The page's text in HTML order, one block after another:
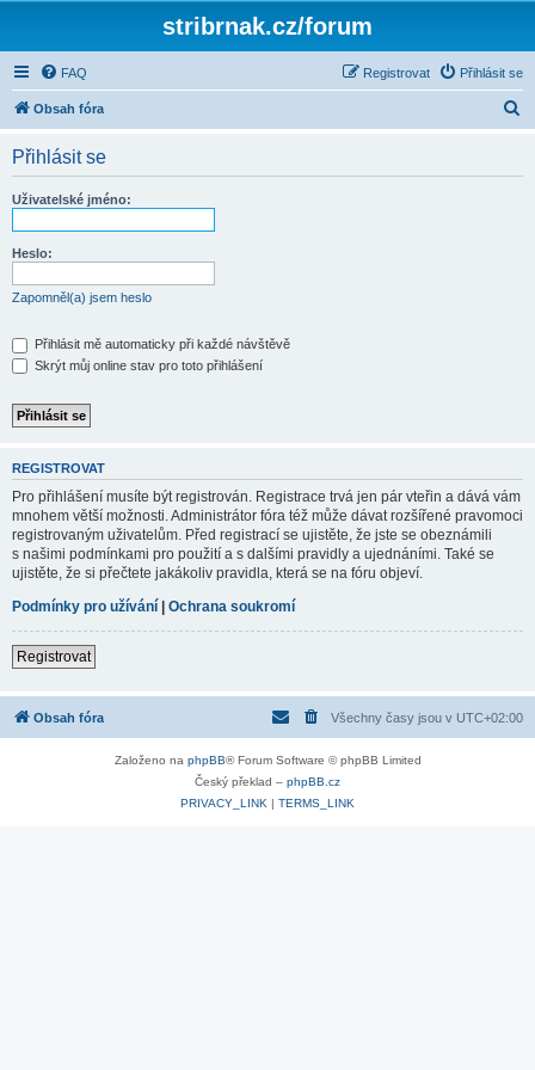
stribrnak.cz/forum
FAQ Přihlásit se
Registrovat
Obsah fóra
Přihlásit se
Uživatelské jméno:
Heslo:
Zapomněl(a) jsem heslo
Přihlásit mě automaticky při každé návštěvě
Skrýt můj online stav pro toto přihlášení
REGISTROVAT
Pro přihlášení musíte být registrován. Registrace trvá jen pár vteřin a dává vám
mnohem větší možnosti. Administrátor fóra též může dávat rozšířené pravomoci
registrovaným uživatelům. Před registrací se ujistěte, že jste se obeznámili
s našimi podmínkami pro použití a s dalšími pravidly a ujednáními. Také se
ujistěte, že si přečtete jakákoliv pravidla, která se na fóru objeví.
Podmínky pro užívání | Ochrana soukromí
Registrovat
Obsah fóra Všechny časy jsou v UTC+02:00
Založeno na phpBB® Forum Software © phpBB Limited
Český překlad – phpBB.cz
PRIVACY_LINK | TERMS_LINK